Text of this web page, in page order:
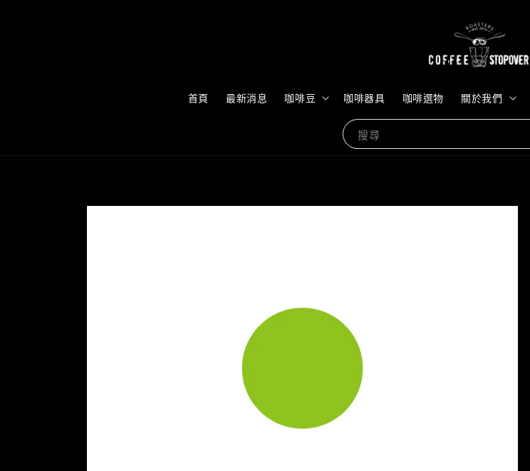
搜尋
首頁 最新消息 咖啡豆 咖啡器具 咖啡選物 關於我們